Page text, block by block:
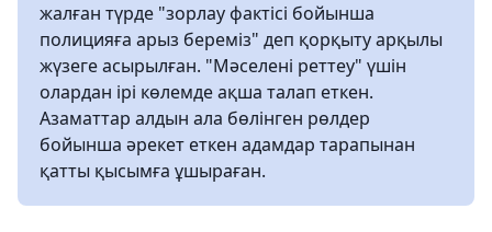
жалған түрде "зорлау фактісі бойынша
полицияға арыз береміз" деп қорқыту арқылы
жүзеге асырылған. "Мәселені реттеу" үшін
олардан ірі көлемде ақша талап еткен.
Азаматтар алдын ала бөлінген рөлдер
бойынша әрекет еткен адамдар тарапынан
қатты қысымға ұшыраған.